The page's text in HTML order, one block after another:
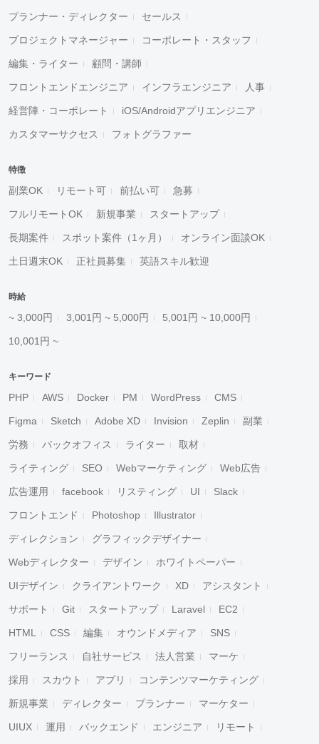
プランナー・ディレクター セールス
プロジェクトマネージャー コーポレート・スタッフ
編集・ライター 顧問・講師
フロントエンドエンジニア インフラエンジニア 人事
経営陣・コーポレート iOS/Androidアプリエンジニア
カスタマーサクセス フォトグラファー
特徴
副業OK リモート可 前払い可 急募
フルリモートOK 新規事業 スタートアップ
長期案件 スポット案件（1ヶ月） オンライン面談OK
土日週末OK 正社員募集 英語スキル歓迎
時給
~ 3,000円 3,001円 ~ 5,000円 5,001円 ~ 10,000円
10,001円 ~
キーワード
PHP AWS Docker PM WordPress CMS
Figma Sketch Adobe XD Invision Zeplin 副業
労務 バックオフィス ライター 取材
ライティング SEO Webマーケティング Web広告
広告運用 facebook リスティング UI Slack
フロントエンド Photoshop Illustrator
ディレクション グラフィックデザイナー
Webディレクター デザイン ホワイトペーパー
UIデザイン クライアントワーク XD アシスタント
サポート Git スタートアップ Laravel EC2
HTML CSS 編集 オウンドメディア SNS
フリーランス 自社サービス 法人営業 マーケ
採用 スカウト アプリ コンテンツマーケティング
新規事業 ディレクター プランナー マーケター
UIUX 運用 バックエンド エンジニア リモート